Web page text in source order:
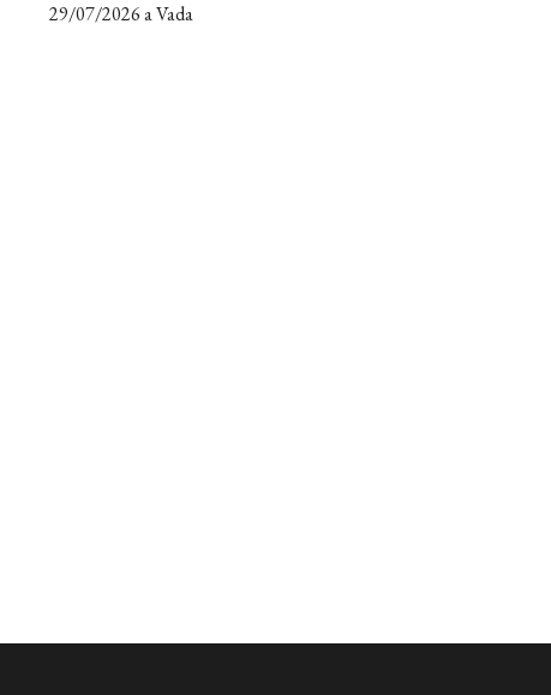
29/07/2026 a Vada